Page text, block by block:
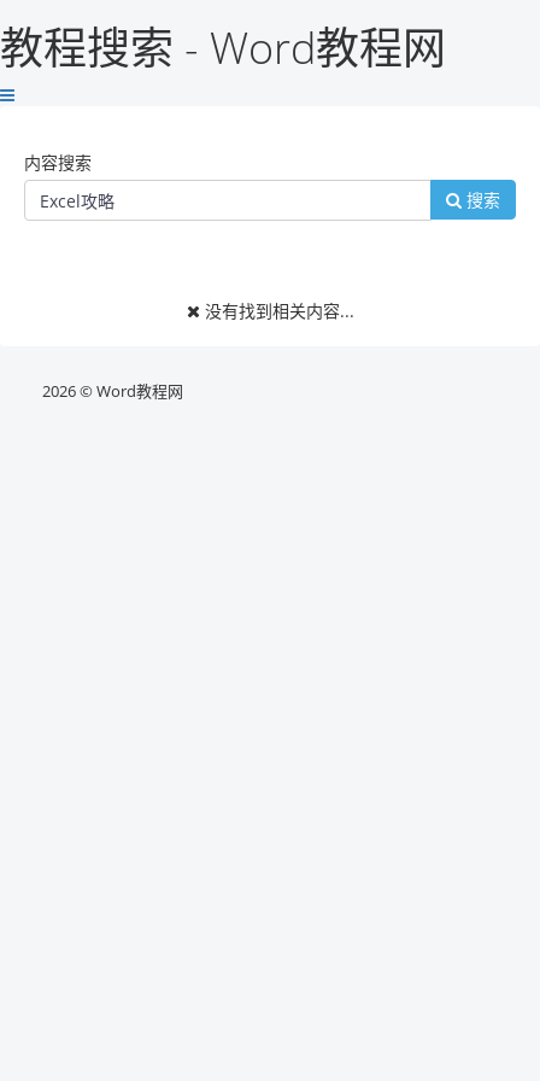
教程搜索 - Word教程网
内容搜索
搜索
没有找到相关内容...
2026 © Word教程网